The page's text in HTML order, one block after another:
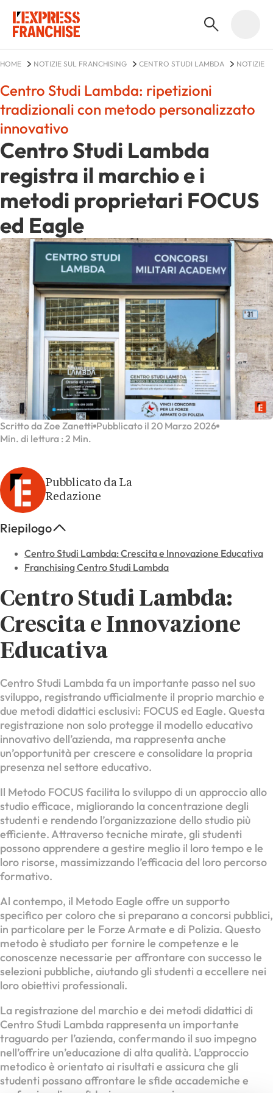
HOME NOTIZIE SUL FRANCHISING CENTRO STUDI LAMBDA NOTIZIE
Centro Studi Lambda
registra il marchio e i
metodi proprietari FOCUS
ed Eagle
Centro Studi Lambda: ripetizioni
tradizionali con metodo personalizzato
innovativo
Scritto da Zoe Zanetti Pubblicato il 20 Marzo 2026
Min. di lettura : 2 Min.
Pubblicato da La
Redazione
Riepilogo
Centro Studi Lambda: Crescita e Innovazione Educativa
Franchising Centro Studi Lambda
Centro Studi Lambda:
Crescita e Innovazione
Educativa
Centro Studi Lambda fa un importante passo nel suo
sviluppo, registrando ufficialmente il proprio marchio e
due metodi didattici esclusivi: FOCUS ed Eagle. Questa
registrazione non solo protegge il modello educativo
innovativo dell’azienda, ma rappresenta anche
un’opportunità per crescere e consolidare la propria
presenza nel settore educativo.
Il Metodo FOCUS facilita lo sviluppo di un approccio allo
studio efficace, migliorando la concentrazione degli
studenti e rendendo l’organizzazione dello studio più
efficiente. Attraverso tecniche mirate, gli studenti
possono apprendere a gestire meglio il loro tempo e le
loro risorse, massimizzando l’efficacia del loro percorso
formativo.
Al contempo, il Metodo Eagle offre un supporto
specifico per coloro che si preparano a concorsi pubblici,
in particolare per le Forze Armate e di Polizia. Questo
metodo è studiato per fornire le competenze e le
conoscenze necessarie per affrontare con successo le
selezioni pubbliche, aiutando gli studenti a eccellere nei
loro obiettivi professionali.
La registrazione del marchio e dei metodi didattici di
Centro Studi Lambda rappresenta un importante
traguardo per l’azienda, confermando il suo impegno
nell’offrire un’educazione di alta qualità. L’approccio
metodico è orientato ai risultati e assicura che gli
studenti possano affrontare le sfide accademiche e